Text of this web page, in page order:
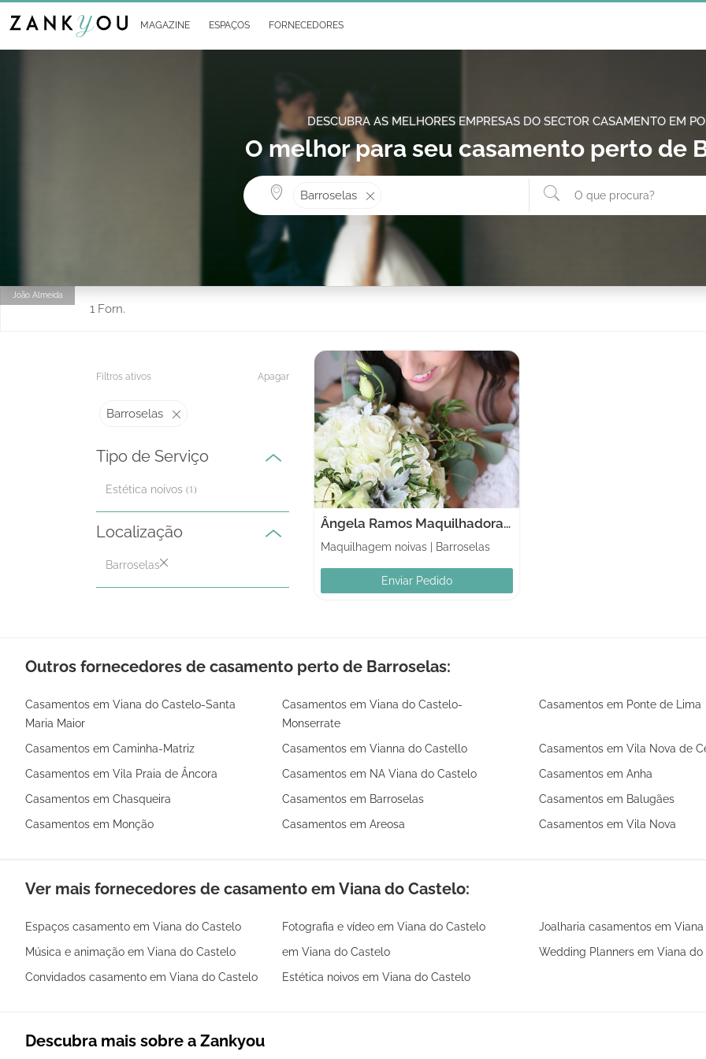
MAGAZINE ESPAÇOS FORNECEDORES
DESCUBRA AS MELHORES EMPRESAS DO SECTOR CASAMENTO EM
O melhor para seu casamento perto de
Barroselas
João Almeida
1 Forn.
Filtros ativos Apagar
Barroselas
Tipo de Serviço
Estética noivos (1)
Localização
Barroselas
Ângela Ramos Maquilhadora/Make Up Artist
Maquilhagem noivas Barroselas
Enviar Pedido
Outros fornecedores de casamento perto de Barroselas:
Casamentos em Viana do Castelo-Santa
Maria Maior
Casamentos em Viana do Castelo-
Monserrate
Casamentos em Ponte de Lima
Casamentos em Caminha-Matriz Casamentos em Vianna do Castello Casamentos em Vila Nova de
Casamentos em Vila Praia de Âncora
Casamentos em NA Viana do Castelo Casamentos em Anha
Casamentos em Chasqueira
Casamentos em Barroselas Casamentos em Balugães
Casamentos em Monção
Casamentos em Areosa Casamentos em Vila Nova
Ver mais fornecedores de casamento em Viana do Castelo:
Espaços casamento em Viana do Castelo Fotografia e vídeo em Viana do Castelo Joalharia casamentos em
Música e animação em Viana do Castelo
em Viana do Castelo Wedding Planners em Viana do
Convidados casamento em Viana do Castelo
Estética noivos em Viana do Castelo
Descubra mais sobre a Zankyou